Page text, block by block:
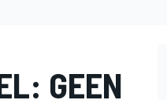
GEEN